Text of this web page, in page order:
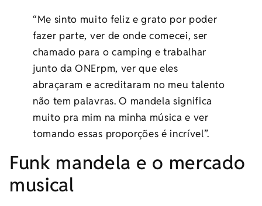
“Me sinto muito feliz e grato por poder
fazer parte, ver de onde comecei, ser
chamado para o camping e trabalhar
junto da ONErpm, ver que eles
abraçaram e acreditaram no meu talento
não tem palavras. O mandela significa
muito pra mim na minha música e ver
tomando essas proporções é incrível”.
Funk mandela e o mercado
musical